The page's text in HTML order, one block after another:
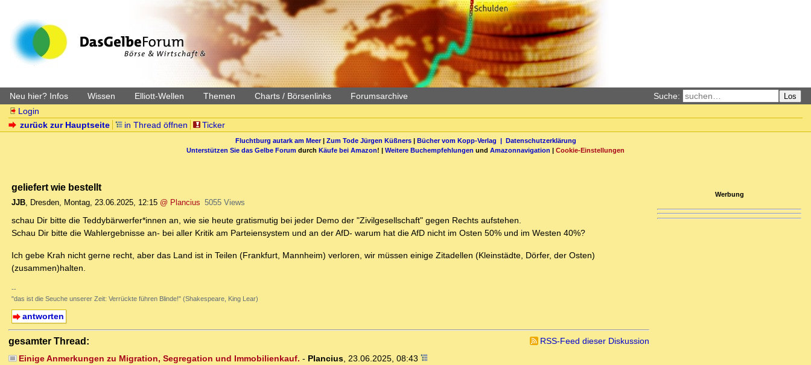
Neu hier? Infos Wissen Elliott-Wellen Themen Charts / Börsenlinks Forumsarchive Suche: Los
Login
zurück zur Hauptseite
in Thread öffnen Ticker
Fluchtburg autark am Meer| Zum Tode Jürgen Küßners| Bücher vom Kopp-Verlag | Datenschutzerklärung
Unterstützen Sie das Gelbe Forum durch Käufe bei Amazon! | Weitere Buchempfehlungen und Amazonnavigation | Cookie-Einstellungen
geliefert wie bestellt
JJB, Dresden, Montag, 23.06.2025, 12:15 @ Plancius 5055 Views
schau Dir bitte die Teddybärwerfer*innen an, wie sie heute gratismutig bei jeder Demo der "Zivilgesellschaft" gegen Rechts aufstehen.
Schau Dir bitte die Wahlergebnisse an- bei aller Kritik am Parteiensystem und an der AfD- warum hat die AfD nicht im Osten 50% und im Westen 40%?
Ich gebe Krah nicht gerne recht, aber das Land ist in Teilen (Frankfurt, Mannheim) verloren, wir müssen einige Zitadellen (Kleinstädte, Dörfer, der Osten)
(zusammen)halten.
--
"das ist die Seuche unserer Zeit: Verrückte führen Blinde!" (Shakespeare, King Lear)
antworten
gesamter Thread:
RSS-Feed dieser Diskussion
Einige Anmerkungen zu Migration, Segregation und Immobilienkauf. - Plancius, 23.06.2025, 08:43
Werbung